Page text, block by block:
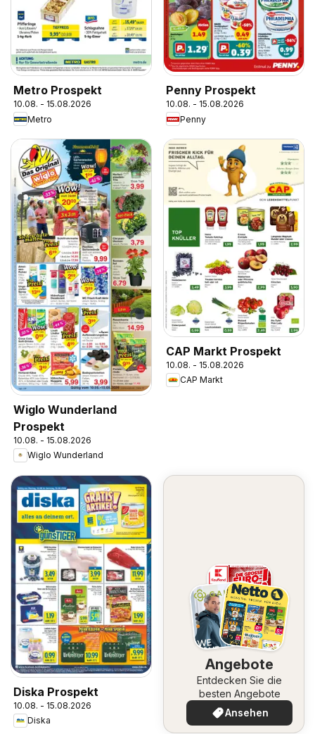
Metro Prospekt
10.08. - 15.08.2026
Metro
Penny Prospekt
10.08. - 15.08.2026
Penny
Wiglo Wunderland
Prospekt
10.08. - 15.08.2026
Wiglo Wunderland
CAP Markt Prospekt
10.08. - 15.08.2026
CAP Markt
Diska Prospekt
10.08. - 15.08.2026
Diska
Angebote
Entdecken Sie die
besten Angebote
Ansehen